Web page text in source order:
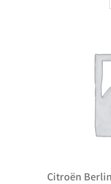
Citroën